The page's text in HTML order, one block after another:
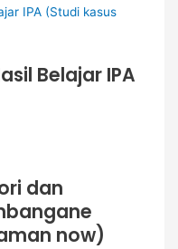
Belajar IPA
dan
now)